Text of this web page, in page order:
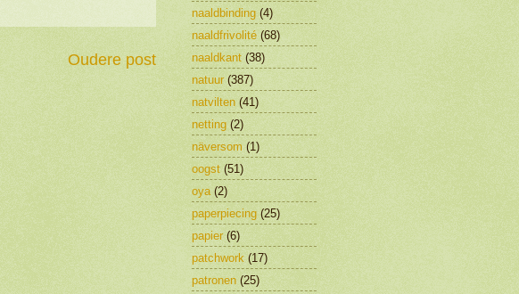
Oudere post
naaldbinding (4)
naaldfrivolité (68)
naaldkant (38)
natuur (387)
natvilten (41)
netting (2)
näversom (1)
oogst (51)
oya (2)
paperpiecing (25)
papier (6)
patchwork (17)
patronen (25)